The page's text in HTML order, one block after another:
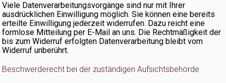
Viele Datenverarbeitungsvorgänge sind nur mit Ihrer
ausdrücklichen Einwilligung möglich. Sie können eine bereits
erteilte Einwilligung jederzeit widerrufen. Dazu reicht eine
formlose Mitteilung per E-Mail an uns. Die Rechtmäßigkeit der
bis zum Widerruf erfolgten Datenverarbeitung bleibt vom
Widerruf unberührt.
Beschwerderecht bei der zuständigen Aufsichtsbehörde